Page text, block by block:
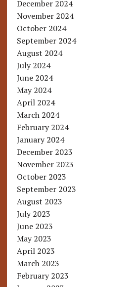
December 2024
November 2024
October 2024
September 2024
August 2024
July 2024
June 2024
May 2024
April 2024
March 2024
February 2024
January 2024
December 2023
November 2023
October 2023
September 2023
August 2023
July 2023
June 2023
May 2023
April 2023
March 2023
February 2023